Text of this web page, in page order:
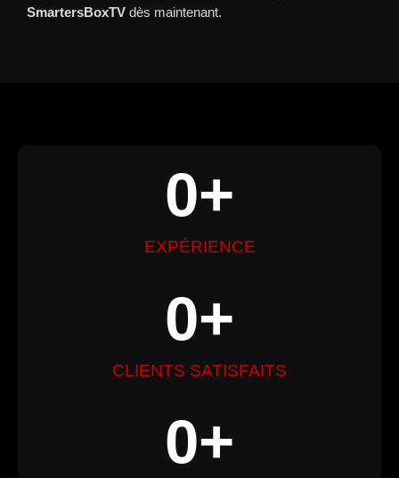
SmartersBoxTV dès maintenant.
EXPÉRIENCE
0+
CLIENTS SATISFAITS
0+
0+